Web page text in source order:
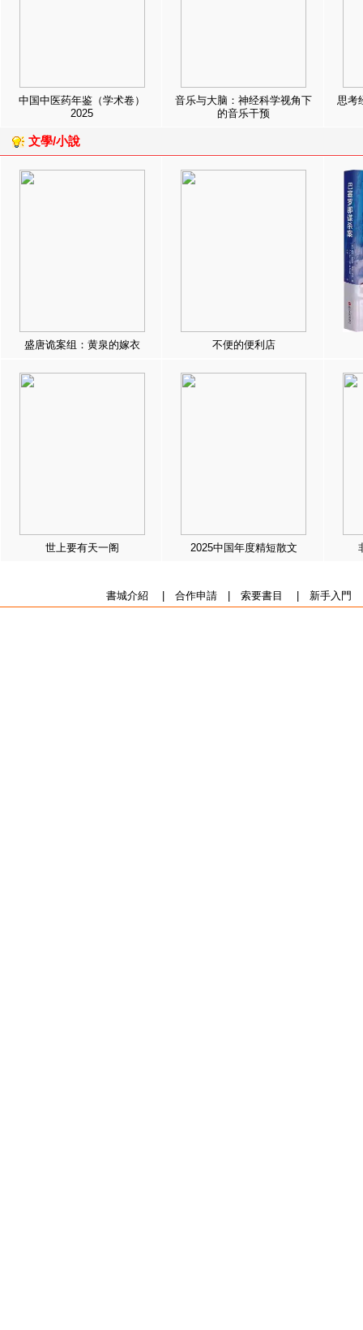
中国中医药年鉴（学术卷）
2025
音乐与大脑：神经科学视角下
的音乐干预
思考
文學/小說
盛唐诡案组：黄泉的嫁衣 不便的便利店
世上要有天一阁 2025中国年度精短散文
書城介紹 合作申請| 索要書目 新手入門